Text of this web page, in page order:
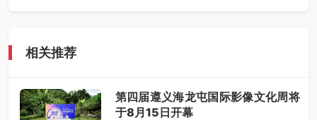
相关推荐
第四届遵义海龙屯国际影像文化周将
于8月15日开幕